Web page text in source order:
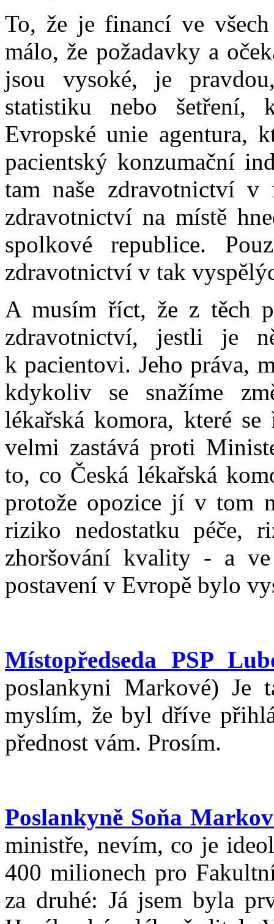
To, že je financí ve všech
málo, že požadavky a
jsou vysoké, je
statistiku nebo šetření,
Evropské unie agentura,
pacientský konzumační
tam naše zdravotnictví
zdravotnictví na místě
spolkové republice.
zdravotnictví v tak
A musím říct, že z těch
zdravotnictví, jestli je
k pacientovi. Jeho práva,
kdykoliv se snažíme
lékařská komora, které
velmi zastává proti
to, co Česká lékařská
protože opozice jí v tom
riziko nedostatku péče,
zhoršování kvality - a ve
postavení v Evropě bylo
Místopředseda PSP
poslankyni Markové) Je
myslím, že byl dříve
přednost vám. Prosím.
Poslankyně Soňa
ministře, nevím, co je
400 milionech pro
za druhé: Já jsem byla